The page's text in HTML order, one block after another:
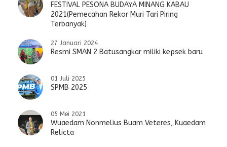
FESTIVAL PESONA BUDAYA MINANG KABAU
2021(Pemecahan Rekor Muri Tari Piring
Terbanyak)
27 Januari 2024
Resmi SMAN 2 Batusangkar miliki kepsek baru
01 Juli 2025
SPMB 2025
05 Mei 2021
Wuaedam Nonmelius Buam Veteres, Kuaedam
Relicta